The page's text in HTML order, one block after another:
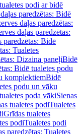
podi ar bidē
paredzētas: Bidē
daļas paredzētas:
daļas paredzētas:
paredzētas: Bidē
Tualetes
Dizaina paneļiBidē
Bidē tualetes podu
komplektiemBidē
podu un vāku
poda vākiSienas
tualetes podiTualetes
Grīdas tualetes
podiTualetes podi
paredzētas: Tualetes